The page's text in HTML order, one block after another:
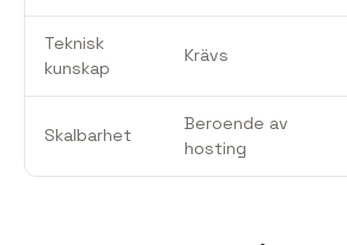
Teknisk
kunskap
Krävs
Skalbarhet
Beroende av
hosting